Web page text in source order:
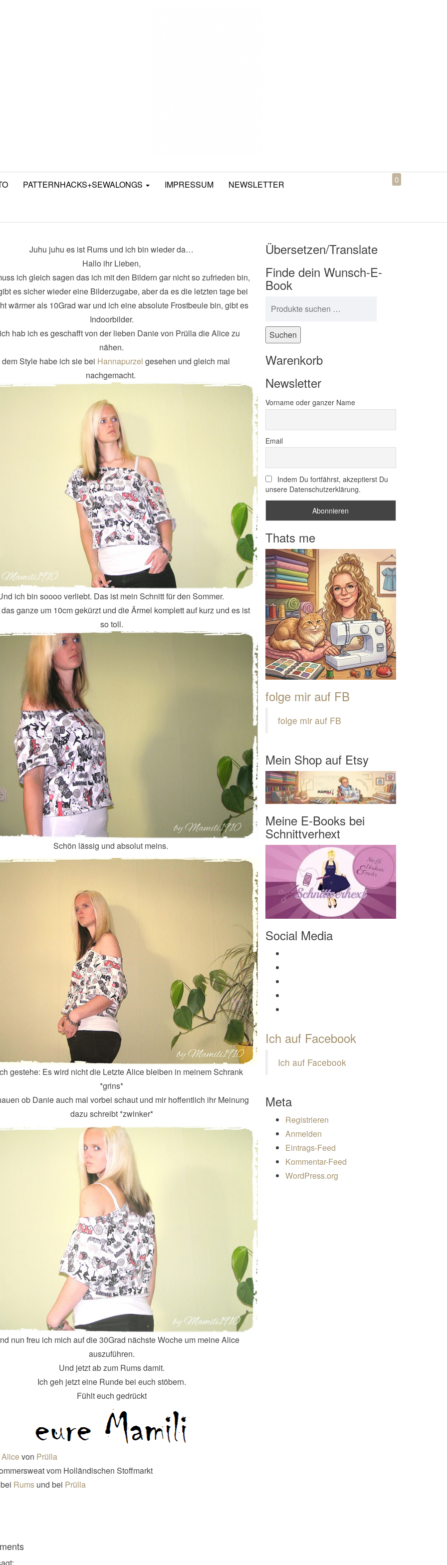
PATTERNHACKS+SEWALONGS IMPRESSUM NEWSLETTER 0
Juhu juhu es ist Rums und ich bin wieder da…
Hallo ihr Lieben,
ich gleich sagen das ich mit den Bildern gar nicht so zufrieden bin,
es sicher wieder eine Bilderzugabe, aber da es die letzten tage bei
wärmer als 10Grad war und ich eine absolute Frostbeule bin, gibt es
Indoorbilder.
hab ich es geschafft von der lieben Danie von Prülla die Alice zu
nähen.
dem Style habe ich sie bei Hannapurzel gesehen und gleich mal
nachgemacht.
ich bin soooo verliebt. Das ist mein Schnitt für den Sommer.
ganze um 10cm gekürzt und die Ärmel komplett auf kurz und es ist
so toll.
Schön lässig und absolut meins.
gestehe: Es wird nicht die Letzte Alice bleiben in meinem Schrank
*grins*
ob Danie auch mal vorbei schaut und mir hoffentlich ihr Meinung
dazu schreibt *zwinker*
nun freu ich mich auf die 30Grad nächste Woche um meine Alice
auszuführen.
Und jetzt ab zum Rums damit.
Ich geh jetzt eine Runde bei euch stöbern.
Fühlt euch gedrückt
Alicevon Prülla
vom Holländischen Stoffmarkt
Rums und bei Prülla
Übersetzen/Translate
Finde dein Wunsch-E-
Book
Suchen
Warenkorb
Newsletter
Vorname oder ganzer Name
Email
Indem Du fortfährst, akzeptierst Du
unsere Datenschutzerklärung.
Thats me
folge mir auf FB
folge mir auf FB
Mein Shop auf Etsy
Meine E-Books bei
Schnittverhext
Social Media
Ich auf Facebook
Ich auf Facebook
Meta
Registrieren
Anmelden
Eintrags-Feed
Kommentar-Feed
WordPress.org